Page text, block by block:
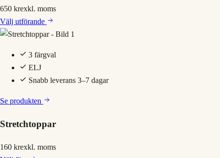
650 krexkl. moms
Välj utförande
3 färgval
ELJ
Snabb leverans 3–7 dagar
Se produkten
Stretchtoppar
160 krexkl. moms